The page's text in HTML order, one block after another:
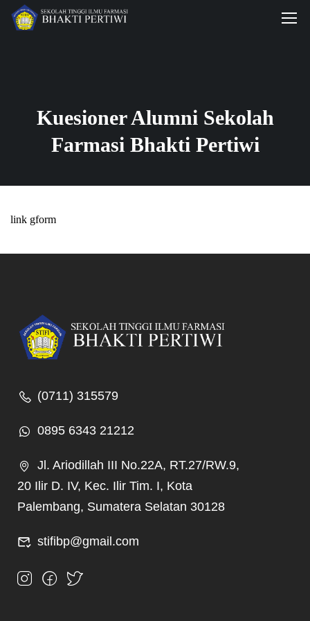
Kuesioner Alumni Sekolah
Farmasi Bhakti Pertiwi
link gform
(0711) 315579
0895 6343 21212
Jl. Ariodillah III No.22A, RT.27/RW.9,
20 Ilir D. IV, Kec. Ilir Tim. I, Kota
Palembang, Sumatera Selatan 30128
stifibp@gmail.com